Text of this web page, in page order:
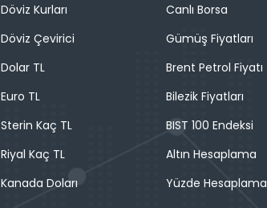
Döviz Kurları
Döviz Çevirici
Dolar TL
Euro TL
Sterin Kaç TL
Riyal Kaç TL
Kanada Doları
Canlı Borsa
Gümüş Fiyatları
Brent Petrol Fiyatı
Bilezik Fiyatları
BIST 100 Endeksi
Altın Hesaplama
Yüzde Hesaplama